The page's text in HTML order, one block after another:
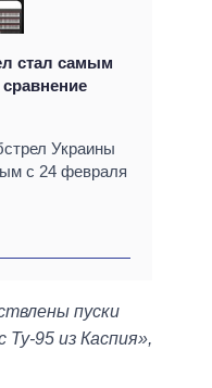
стал самым
Украины
с 24 февраля
пуски
95 из Каспия»,